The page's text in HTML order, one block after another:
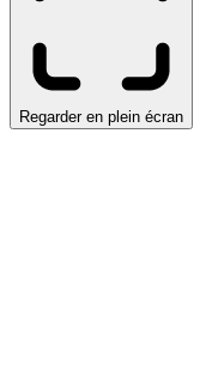
Regarder en plein écran